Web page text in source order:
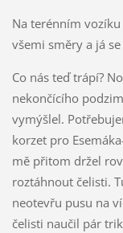
Na terénním
všemi směry a já
Co nás teď trápí?
nekončícího
vymýšlel.
korzet pro
mě přitom držel
roztáhnout čelisti.
neotevřu pusu na
čelisti naučil pár